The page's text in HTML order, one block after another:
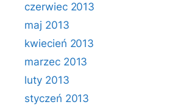
czerwiec 2013
maj 2013
kwiecień 2013
marzec 2013
luty 2013
styczeń 2013